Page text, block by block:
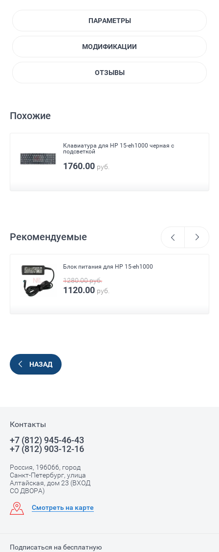
ПАРАМЕТРЫ
МОДИФИКАЦИИ
ОТЗЫВЫ
Похожие
Клавиатура для HP 15-eh1000 черная с
подсветкой
1760.00 руб.
Рекомендуемые
Блок питания для HP 15-eh1000
1280.00руб.
1120.00 руб.
НАЗАД
Контакты
+7 (812) 945-46-43
+7 (812) 903-12-16
Россия, 196066, город
Санкт-Петербург, улица
Алтайская, дом 23 (ВХОД
СО ДВОРА)
Смотреть на карте
Подписаться на бесплатную